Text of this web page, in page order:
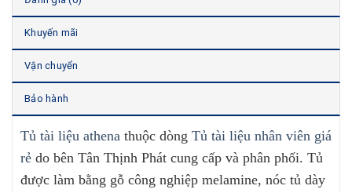
Khuyến mãi
Vận chuyển
Bảo hành
Tủ tài liệu athena thuộc dòng Tủ tài liệu nhân viên giá
rẻ do bên Tân Thịnh Phát cung cấp và phân phối. Tủ
được làm bằng gỗ công nghiệp melamine, nóc tủ dày